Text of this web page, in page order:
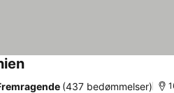
Se priser
(437 bedømmelser)